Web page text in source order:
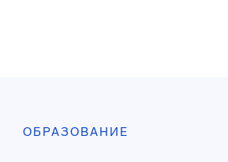
ОБРАЗОВАНИЕ